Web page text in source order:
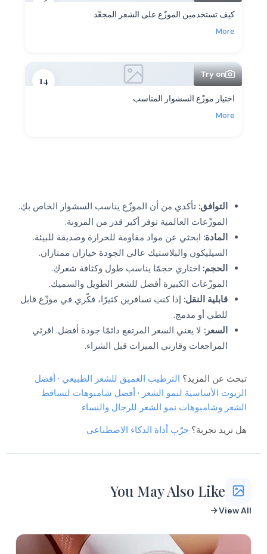
كيف تستخدمين الموزّع على الشعر المجعّد
More
14
Try on
اختيار موزّع السشوار المناسب
More
التوافق: تأكدي من أن الموزّع يناسب السشوار الخاص بكِ.
الموزّعات العالمية توفر أكبر قدر من المرونة.
المادة: ابحثي عن مواد مقاومة للحرارة وصديقة للبيئة.
السيليكون والبلاستيك عالي الجودة خياران ممتازان.
الحجم: اختاري حجمًا يناسب طول وكثافة شعركِ.
الموزّعات الكبيرة أفضل للشعر الطويل والسميك.
قابلية النقل: إذا كنتِ تسافرين كثيرًا، فكّري في موزّع قابل
للطي أو مدمج.
السعر: لا يعني السعر المرتفع دائمًا جودة أفضل. اقرئي
المراجعات وقارني الميزات قبل الشراء.
تبحث عن المزيد؟ الترطيب العميق للشعر الطبيعي · أفضل
الزيوت الأساسية لنمو الشعر · أفضل شامبوهات لتساقط
الشعر وشامبوهات نمو الشعر للرجال والنساء
هل تريد تجربة؟ جرّب أداة الذكاء الاصطناعي
You May Also Like
View All